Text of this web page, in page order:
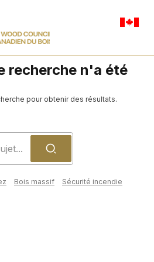
un large
de nous
en davantage
visant à
en bois
recherche n'a été
pour obtenir des résultats.
Bois massif
Sécurité incendie